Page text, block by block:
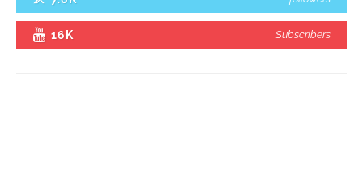
16K Subscribers